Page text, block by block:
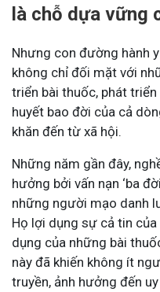
là chỗ dựa vững
Nhưng con đường hành
không chỉ đối mặt với
triển bài thuốc, phát
huyết bao đời của cả
khăn đến từ xã hội.
Những năm gần đây,
hưởng bởi vấn nạn ‘ba
những người mạo danh
Họ lợi dụng sự cả tin
dụng của những bài
này đã khiến không ít
truyền, ảnh hưởng đến